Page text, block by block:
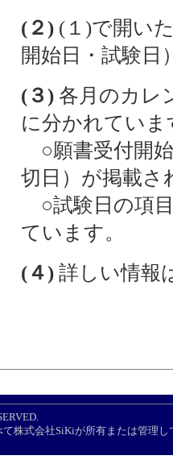
(２) (１)で開い
開始日・試験日
(３) 各月のカレ
に分かれていま
○願書受付開
切日）が掲載さ
○試験日の
ています。
(４) 詳しい情報
株式会社SiKiが所有または管理